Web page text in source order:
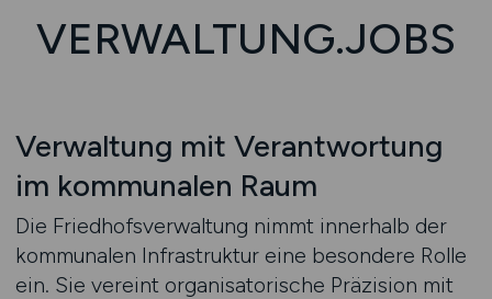
VERWALTUNG.JOBS
Verwaltung mit Verantwortung
im kommunalen Raum
Die Friedhofsverwaltung nimmt innerhalb der
kommunalen Infrastruktur eine besondere Rolle
ein. Sie vereint organisatorische Präzision mit